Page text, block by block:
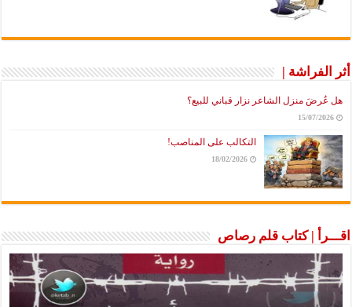
أثر الفراشة |
هل عُرضَ منزل الشاعر نزار قباني للبيع؟
15/07/2026
التكالب على المناصب!
18/02/2026
اقـــرأ | كتاب قلم رصاص